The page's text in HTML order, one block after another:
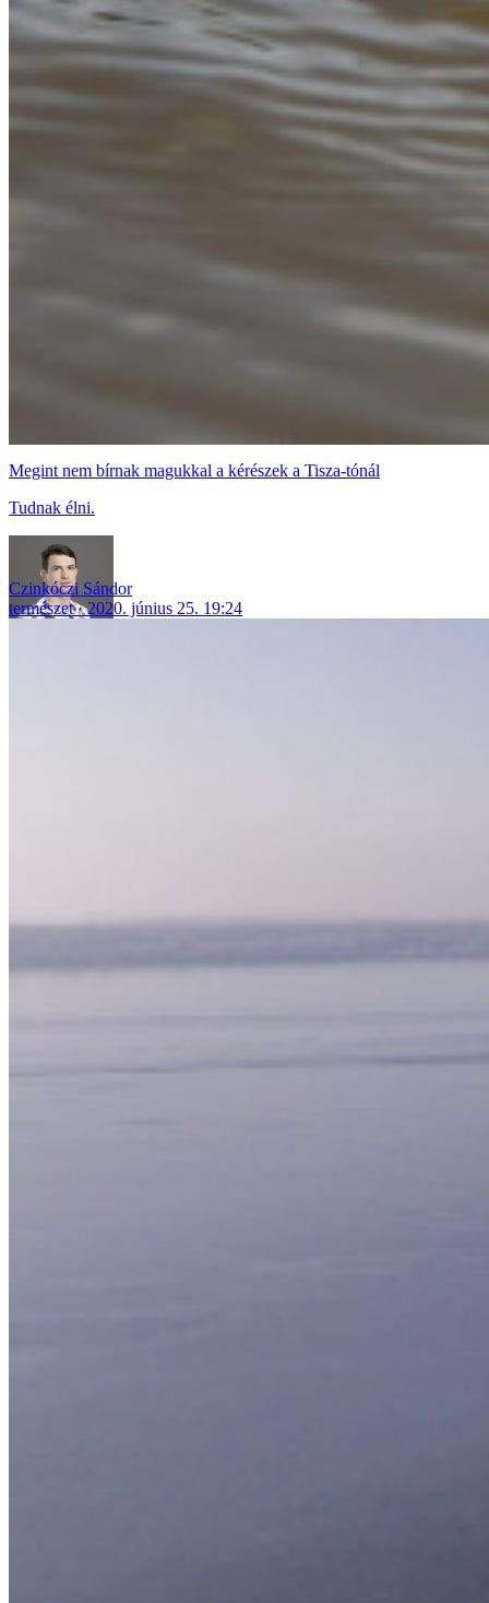
Megint nem bírnak magukkal a kérészek a Tisza-tónál
Tudnak élni.
Czinkóczi Sándor
természet
2020. június 25. 19:24